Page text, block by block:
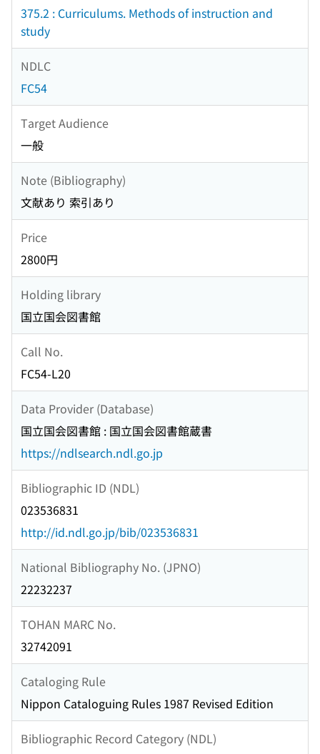
375.2 : Curriculums. Methods of instruction and
study
NDLC
FC54
Target Audience
一般
Note (Bibliography)
文献あり 索引あり
Price
2800円
Holding library
国立国会図書館
Call No.
FC54-L20
Data Provider (Database)
国立国会図書館 : 国立国会図書館蔵書
https://ndlsearch.ndl.go.jp
Bibliographic ID (NDL)
023536831
http://id.ndl.go.jp/bib/023536831
National Bibliography No. (JPNO)
22232237
TOHAN MARC No.
32742091
Cataloging Rule
Nippon Cataloguing Rules 1987 Revised Edition
Bibliographic Record Category (NDL)